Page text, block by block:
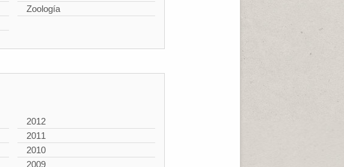
Zoología
2012
2011
2010
2009